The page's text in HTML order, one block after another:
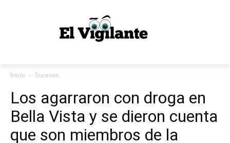
Inicio Sucesos
Los agarraron con droga en
Bella Vista y se dieron cuenta
que son miembros de la